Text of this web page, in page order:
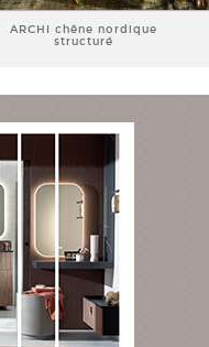
ARCHI chêne nordique
structuré